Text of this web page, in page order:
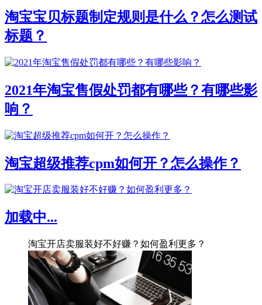
淘宝宝贝标题制定规则是什么？怎么测试
标题？
2021年淘宝售假处罚都有哪些？有哪些影
响？
淘宝超级推荐cpm如何开？怎么操作？
加载中...
淘宝开店卖服装好不好赚？如何盈利更多？